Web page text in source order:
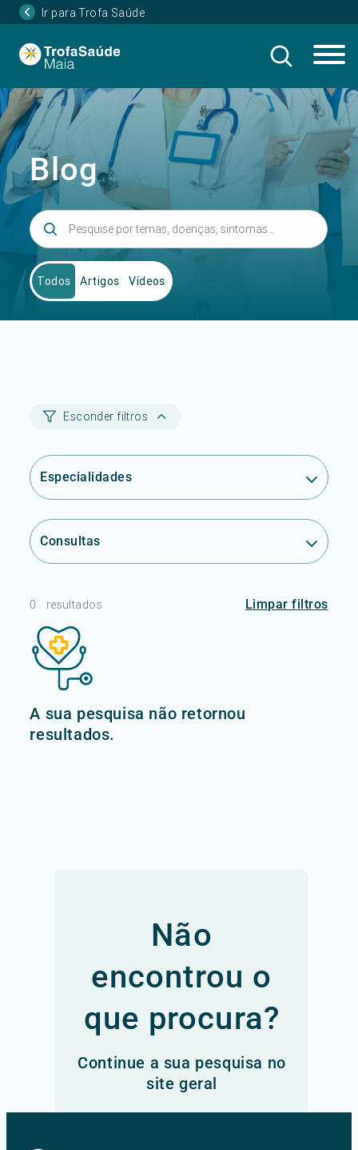
Ir para Trofa Saúde
Blog
Todos Artigos Vídeos
Esconder filtros
Especialidades
Consultas
0 resultados Limpar filtros
A sua pesquisa não retornou
resultados.
Não
encontrou o
que procura?
Continue a sua pesquisa no
site geral